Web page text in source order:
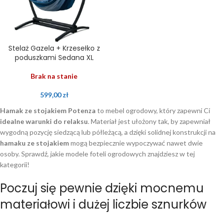
Stelaż Gazela + Krzesełko z
poduszkami Sedana XL
Brak na stanie
599,00zł
Hamak ze stojakiem Potenza to mebel ogrodowy, który zapewni Ci
idealne warunki do relaksu. Materiał jest ułożony tak, by zapewniał
wygodną pozycję siedzącą lub półleżącą, a dzięki solidnej konstrukcji na
hamaku ze stojakiemmogą bezpiecznie wypoczywać nawet dwie
osoby. Sprawdź, jakie modele foteli ogrodowych znajdziesz w tej
kategorii!
Poczuj się pewnie dzięki mocnemu
materiałowi i dużej liczbie sznurków